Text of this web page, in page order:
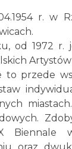
r. w
od 1972 r.
to przede
Biennale